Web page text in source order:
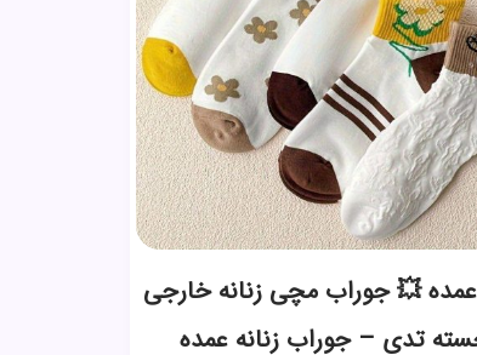
💥 جوراب مچی زنانه خارجی
تدی – جوراب زنانه عمده